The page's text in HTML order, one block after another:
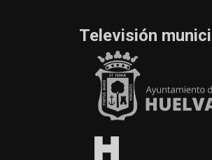
Televisión